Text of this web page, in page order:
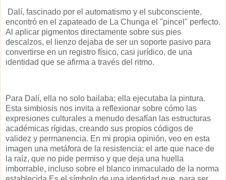
Dalí, fascinado por el automatismo y el subconsciente,
encontró en el zapateado de La Chunga el "pincel" perfecto.
Al aplicar pigmentos directamente sobre sus pies
descalzos, el lienzo dejaba de ser un soporte pasivo para
convertirse en un registro físico, casi jurídico, de una
identidad que se afirma a través del ritmo.
Para Dalí, ella no solo bailaba; ella ejecutaba la pintura.
Esta simbiosis nos invita a reflexionar sobre cómo las
expresiones culturales a menudo desafían las estructuras
académicas rígidas, creando sus propios códigos de
validez y permanencia. En mi propia opinión, veo en esta
imagen una metáfora de la resistencia: el arte que nace de
la raíz, que no pide permiso y que deja una huella
imborrable, incluso sobre el blanco inmaculado de la norma